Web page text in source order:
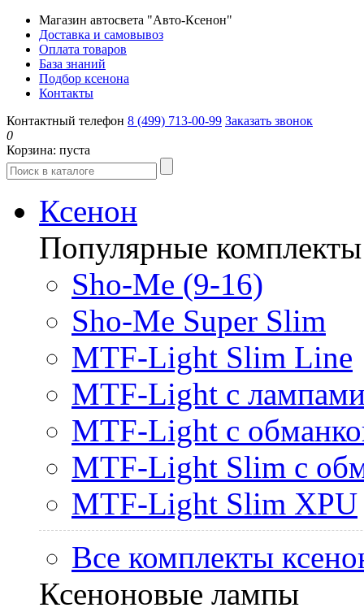
Магазин автосвета "Авто-Ксенон"
Доставка и самовывоз
Оплата товаров
База знаний
Подбор ксенона
Контакты
Контактный телефон 8 (499) 713-00-99 Заказать звонок
0
Корзина: пуста
Ксенон
Популярные комплекты
Sho-Me (9-16)
Sho-Me Super Slim
MTF-Light Slim Line
MTF-Light с
MTF-Light с
MTF-Light Slim с
MTF-Light Slim XPU
Все комплекты
Ксеноновые лампы